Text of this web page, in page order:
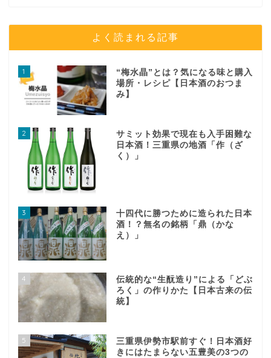
よく読まれる記事
1
“梅水晶”とは？気になる味と購入
場所・レシピ【日本酒のおつま
み】
2
サミット効果で現在も入手困難な
日本酒！三重県の地酒「作（ざ
く）」
3
十四代に勝つために造られた日本
酒！？無名の銘柄「鼎（かな
え）」
4
伝統的な“生酛造り”による「どぶ
ろく」の作りかた【日本古来の伝
統】
5
三重県伊勢市駅前すぐ！日本酒好
きにはたまらない五豊美の3つの